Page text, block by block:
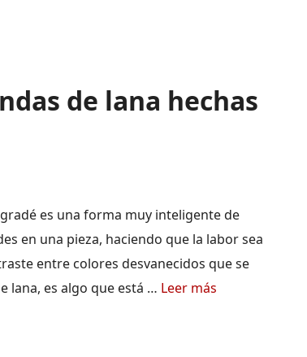
de lana hechas
es una forma muy inteligente de
en una pieza, haciendo que la labor sea
entre colores desvanecidos que se
lana, es algo que está … Leer más